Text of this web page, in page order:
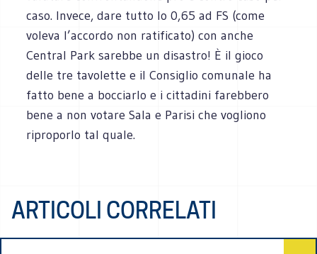
caso. Invece, dare tutto lo 0,65 ad FS (come
voleva l’accordo non ratificato) con anche
Central Park sarebbe un disastro! È il gioco
delle tre tavolette e il Consiglio comunale ha
fatto bene a bocciarlo e i cittadini farebbero
bene a non votare Sala e Parisi che vogliono
riproporlo tal quale.
ARTICOLI CORRELATI